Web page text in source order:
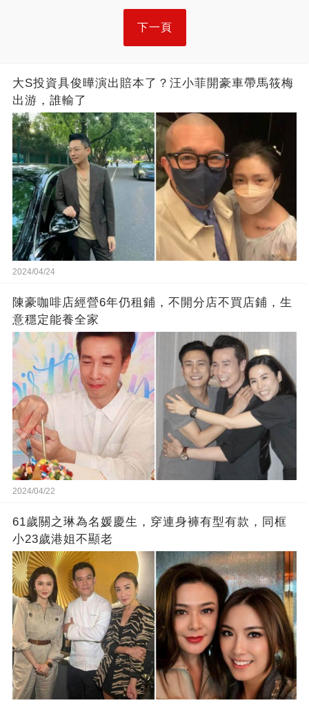
下一頁
大S投資具俊曄演出賠本了？汪小菲開豪車帶馬筱梅
出游，誰輸了
2024/04/24
陳豪咖啡店經營6年仍租鋪，不開分店不買店鋪，生
意穩定能養全家
2024/04/22
61歲關之琳為名媛慶生，穿連身褲有型有款，同框
小23歲港姐不顯老